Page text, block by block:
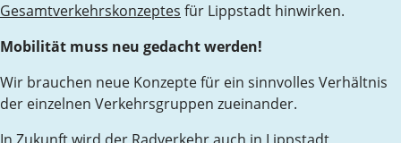
Gesamtverkehrskonzeptes für Lippstadt hinwirken.
Mobilität muss neu gedacht werden!
Wir brauchen neue Konzepte für ein sinnvolles Verhältnis
der einzelnen Verkehrsgruppen zueinander.